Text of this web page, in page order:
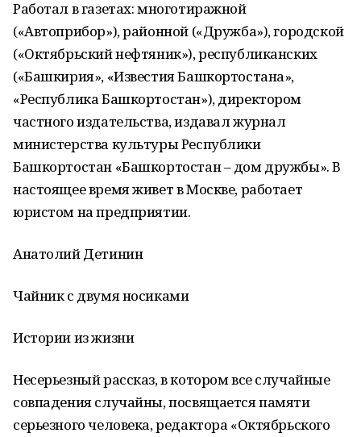
Работал в газетах: многотиражной
(«Автоприбор»), районной («Дружба»), городской
(«Октябрьский нефтяник»), республиканских
(«Башкирия», «Известия Башкортостана»,
«Республика Башкортостан»), директором
частного издательства, издавал журнал
министерства культуры Республики
Башкортостан «Башкортостан – дом дружбы». В
настоящее время живет в Москве, работает
юристом на предприятии.
Анатолий Детинин
Чайник с двумя носиками
Истории из жизни
Несерьезный рассказ, в котором все случайные
совпадения случайны, посвящается памяти
серьезного человека, редактора «Октябрьского